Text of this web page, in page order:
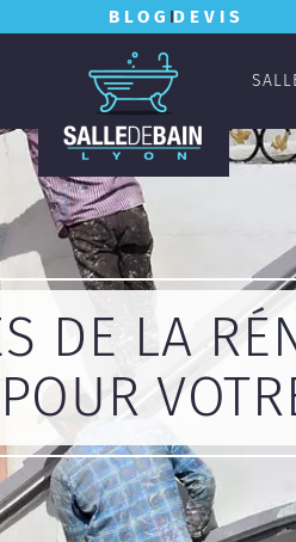
BLOG DEVIS
DE LA